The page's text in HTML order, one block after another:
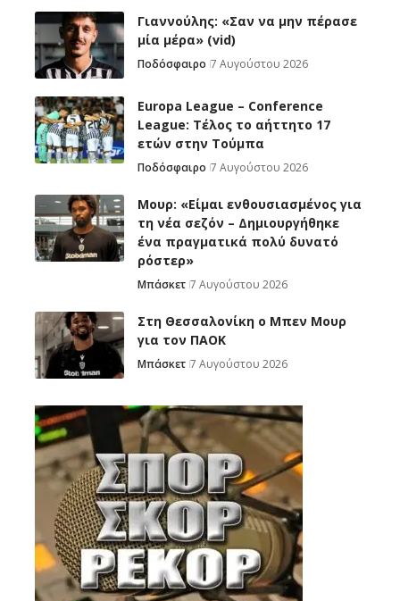
Γιαννούλης: «Σαν να μην πέρασε
μία μέρα» (vid)
Ποδόσφαιρο 7 Αυγούστου 2026
Europa League – Conference
League: Τέλος το αήττητο 17
ετών στην Τούμπα
Ποδόσφαιρο 7 Αυγούστου 2026
Μουρ: «Είμαι ενθουσιασμένος για
τη νέα σεζόν – Δημιουργήθηκε
ένα πραγματικά πολύ δυνατό
ρόστερ»
Μπάσκετ 7 Αυγούστου 2026
Στη Θεσσαλονίκη ο Μπεν Μουρ
για τον ΠΑΟΚ
Μπάσκετ 7 Αυγούστου 2026